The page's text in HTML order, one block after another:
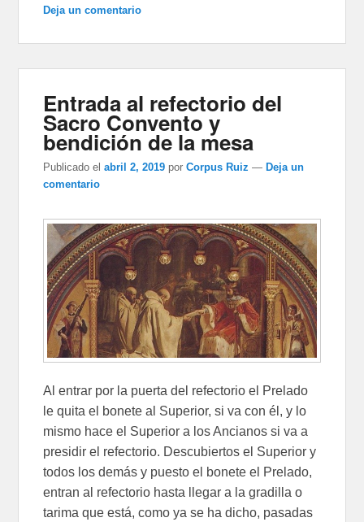
Deja un comentario
Entrada al refectorio del
Sacro Convento y
bendición de la mesa
Publicado el abril 2, 2019 porCorpus Ruiz —Deja un
comentario
Al entrar por la puerta del refectorio el Prelado
le quita el bonete al Superior, si va con él, y lo
mismo hace el Superior a los Ancianos si va a
presidir el refectorio. Descubiertos el Superior y
todos los demás y puesto el bonete el Prelado,
entran al refectorio hasta llegar a la gradilla o
tarima que está, como ya se ha dicho, pasadas